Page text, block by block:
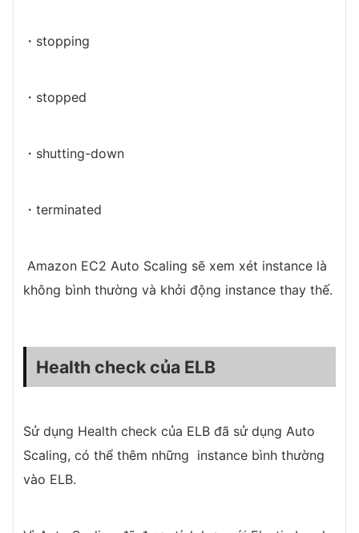
・stopping
・stopped
・shutting-down
・terminated
Amazon EC2 Auto Scaling sẽ xem xét instance là
không bình thường và khởi động instance thay thế.
Health check của ELB
Sử dụng Health check của ELB đã sử dụng Auto
Scaling, có thể thêm những instance bình thường
vào ELB.